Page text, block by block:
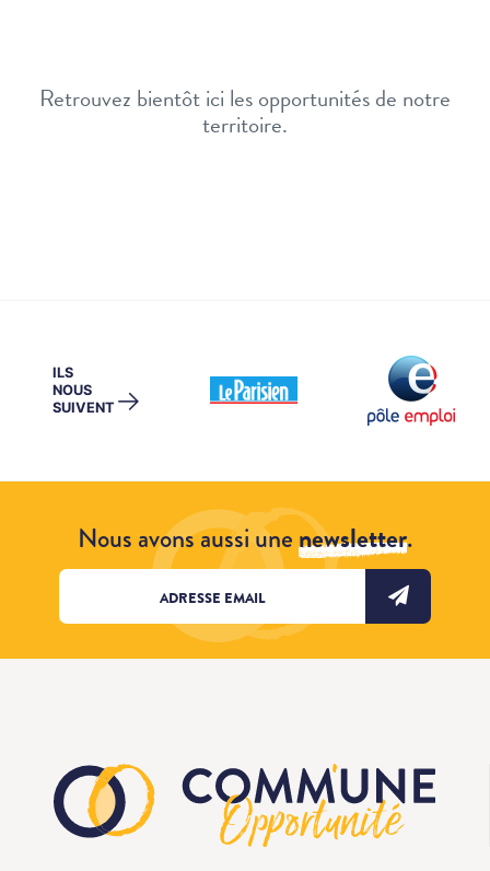
Retrouvez bientôt ici les opportunités de notre
territoire.
ILS
NOUS
SUIVENT →
Nous avons aussi unenewsletter.